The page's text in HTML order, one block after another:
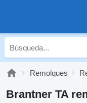
Remolques
Brantner TA